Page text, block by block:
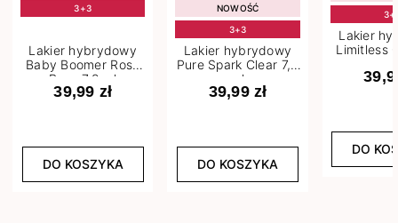
3+3
Lakier hybrydowy
Baby Boomer Rose
Base 7,2 ml
39,99 zł
DO KOSZYKA
NOWOŚĆ
3+3
Lakier hybrydowy
Pure Spark Clear 7,2
ml
39,99 zł
DO KOSZYKA
Lakier
Limitless
DO